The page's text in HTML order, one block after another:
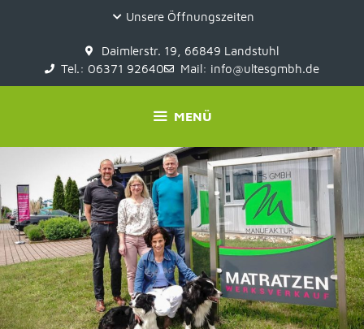
Unsere Öffnungszeiten
Daimlerstr. 19, 66849 Landstuhl
Tel.: 06371 92640
Mail: info@ultesgmbh.de
MENÜ